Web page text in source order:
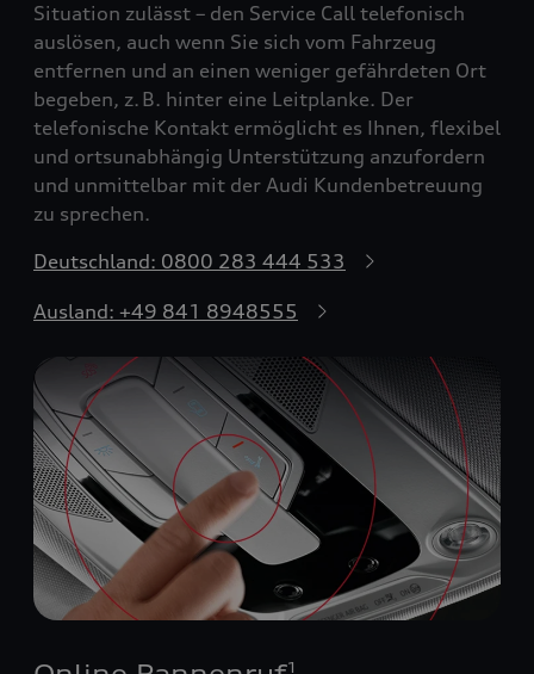
Situation zulässt – den Service Call telefonisch
auslösen, auch wenn Sie sich vom Fahrzeug
entfernen und an einen weniger gefährdeten Ort
begeben, z. B. hinter eine Leitplanke. Der
telefonische Kontakt ermöglicht es Ihnen, flexibel
und ortsunabhängig Unterstützung anzufordern
und unmittelbar mit der Audi Kundenbetreuung
zu sprechen.
Deutschland: 0800 283 444 533
Ausland: +49 841 8948555
1